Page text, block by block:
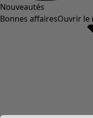
Nouveautés
Bonnes affairesOuvrir le